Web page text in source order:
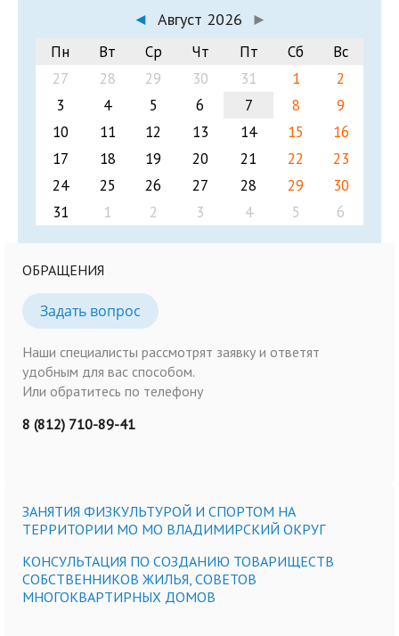
◄ Август 2026 ►
Пн Вт Ср Чт Пт Сб
Вс
27
28 29 30 31 1
2
3
4 5 6 7 8
9
10
11 12 13 14 15
16
17
18 19 20 21 22
23
24
25 26 27 28 29
30
31
1 2 3 4 5 6
ОБРАЩЕНИЯ
Задать вопрос
Наши специалисты рассмотрят заявку и ответят
удобным для вас способом.
Или обратитесь по телефону
8 (812) 710-89-41
ЗАНЯТИЯ ФИЗКУЛЬТУРОЙ И СПОРТОМ НА
ТЕРРИТОРИИ МО МО ВЛАДИМИРСКИЙ ОКРУГ
КОНСУЛЬТАЦИЯ ПО СОЗДАНИЮ ТОВАРИЩЕСТВ
СОБСТВЕННИКОВ ЖИЛЬЯ, СОВЕТОВ
МНОГОКВАРТИРНЫХ ДОМОВ